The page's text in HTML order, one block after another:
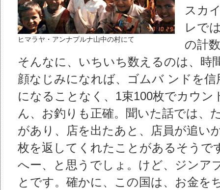
ヒマラヤ・アンナプルナ山中の村にて
スカ
レで
の計
そんなに、いちいち数えるのは、時
顔なじみになれば、ゴムバ ンドを
になることなく、1束100枚でカウ
ん、お釣りも正確。聞いた話では、
があり、店を出たあと、店員が追い
枚を返してくれたことがあるそうで
へー、と思うでしょ。けど、ジンア
とです。確かに、この国は、お金を